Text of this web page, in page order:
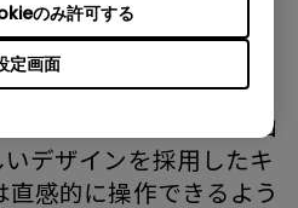
定画面
のみ許可する
、高輝度3,600ルーメ
ラスト比20,000：1の
時に約2.3kgの軽量性
イプのビジネス・プロ
デザインを採用したキ
感的に操作できるよう